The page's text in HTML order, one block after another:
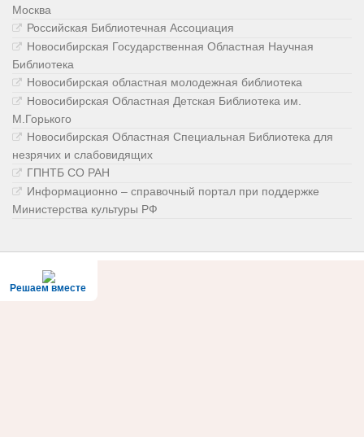
Москва
Российская Библиотечная Ассоциация
Новосибирская Государственная Областная Научная
Библиотека
Новосибирская областная молодежная библиотека
Новосибирская Областная Детская Библиотека им.
М.Горького
Новосибирская Областная Специальная Библиотека для
незрячих и слабовидящих
ГПНТБ СО РАН
Информационно – справочный портал при поддержке
Министерства культуры РФ
Решаем вместе